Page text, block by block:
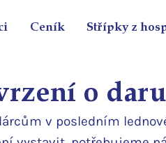
Ceník Střípky z
o daru
v posledním